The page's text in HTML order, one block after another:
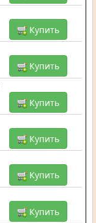
Купить
Купить
Купить
Купить
Купить
Купить